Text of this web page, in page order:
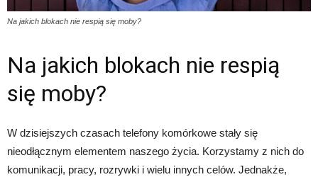
Na jakich blokach nie respią się moby?
Na jakich blokach nie respią
się moby?
W dzisiejszych czasach telefony komórkowe stały się
nieodłącznym elementem naszego życia. Korzystamy z nich do
komunikacji, pracy, rozrywki i wielu innych celów. Jednakże,